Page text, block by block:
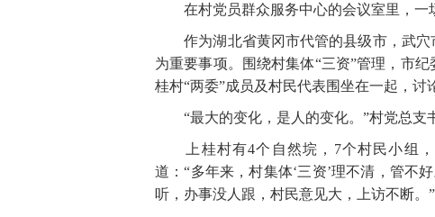
在村党员群众服务中心的会议室里，一
作为湖北省黄冈市代管的县级市，武穴
为重要事项。围绕村集体“三资”管理，市
桂村“两委”成员及村民代表围坐在一起，讨
“最大的变化，是人的变化。”村党总支
上桂村有4个自然垸，7个村民小组，
道：“多年来，村集体‘三资’理不清，管不
听，办事没人跟，村民意见大，上访不断。”